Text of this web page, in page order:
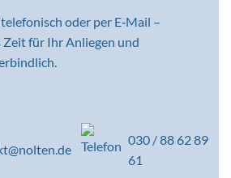
oder per E‑Mail –
Zeit für Ihr Anliegen und
030 / 88 62 89
61